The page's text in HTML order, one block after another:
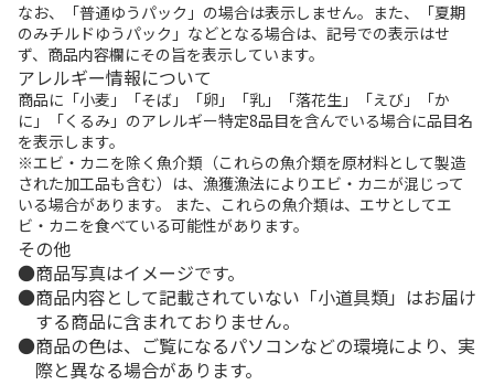
なお、「普通ゆうパック」の場合は表示しません。また、「夏期
のみチルドゆうパック」などとなる場合は、記号での表示はせ
ず、商品内容欄にその旨を表示しています。
アレルギー情報について
商品に「小麦」「そば」「卵」「乳」「落花生」「えび」「か
に」「くるみ」のアレルギー特定8品目を含んでいる場合に品目名
を表示します。
※エビ・カニを除く魚介類（これらの魚介類を原材料として製造
された加工品も含む）は、漁獲漁法によりエビ・カニが混じって
いる場合があります。 また、これらの魚介類は、エサとしてエ
ビ・カニを食べている可能性があります。
その他
商品写真はイメージです。
商品内容として記載されていない「小道具類」はお届け
する商品に含まれておりません。
商品の色は、ご覧になるパソコンなどの環境により、実
際と異なる場合があります。